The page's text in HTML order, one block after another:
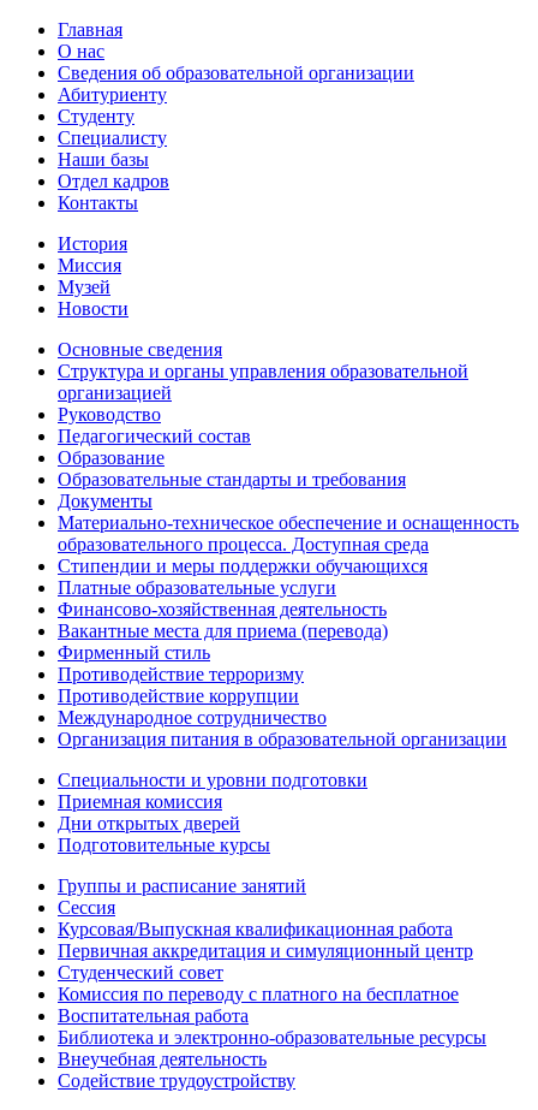
Главная
О нас
Сведения об образовательной организации
Абитуриенту
Студенту
Специалисту
Наши базы
Отдел кадров
Контакты
История
Миссия
Музей
Новости
Основные сведения
Структура и органы управления образовательной
организацией
Руководство
Педагогический состав
Образование
Образовательные стандарты и требования
Документы
Материально-техническое обеспечение и оснащенность
образовательного процесса. Доступная среда
Стипендии и меры поддержки обучающихся
Платные образовательные услуги
Финансово-хозяйственная деятельность
Вакантные места для приема (перевода)
Фирменный стиль
Противодействие терроризму
Противодействие коррупции
Международное сотрудничество
Организация питания в образовательной организации
Специальности и уровни подготовки
Приемная комиссия
Дни открытых дверей
Подготовительные курсы
Группы и расписание занятий
Сессия
Курсовая/Выпускная квалификационная работа
Первичная аккредитация и симуляционный центр
Студенческий совет
Комиссия по переводу с платного на бесплатное
Воспитательная работа
Библиотека и электронно-образовательные ресурсы
Внеучебная деятельность
Содействие трудоустройству